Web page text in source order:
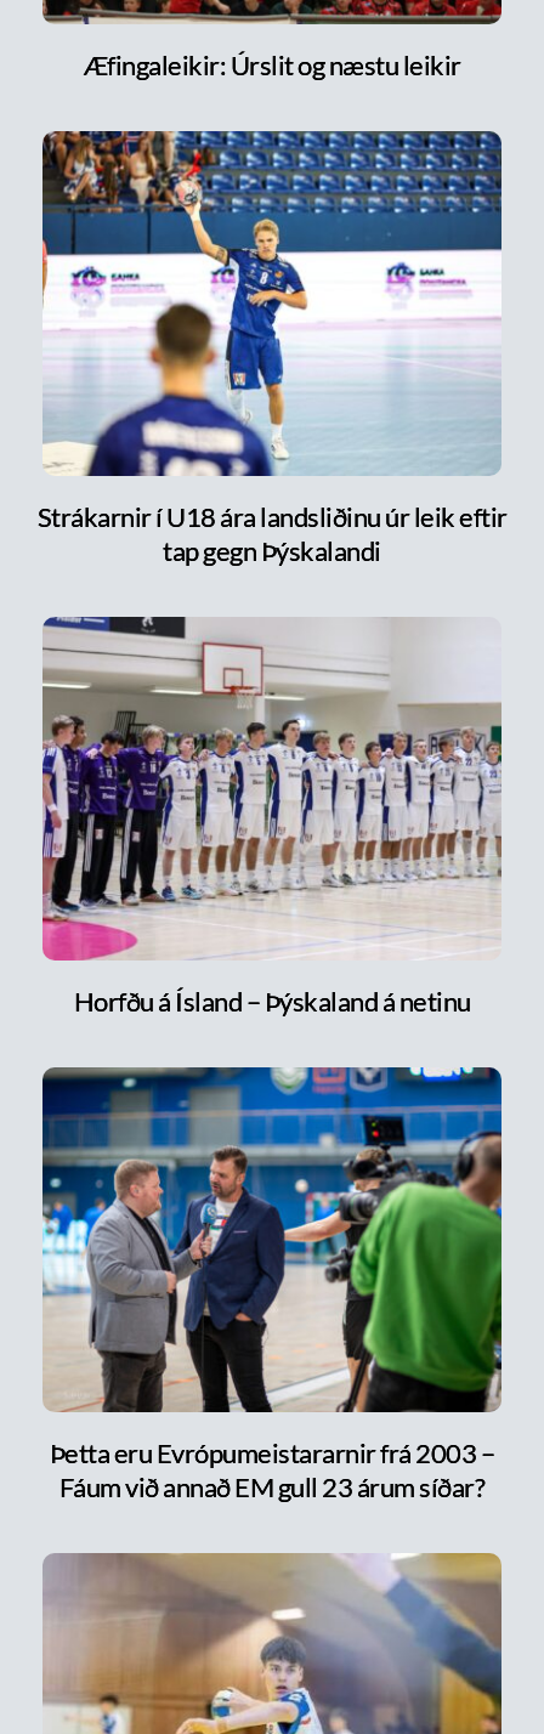
Æfingaleikir: Úrslit og næstu leikir
Strákarnir í U18 ára landsliðinu úr leik eftir
tap gegn Þýskalandi
Horfðu á Ísland – Þýskaland á netinu
Þetta eru Evrópumeistararnir frá 2003 –
Fáum við annað EM gull 23 árum síðar?